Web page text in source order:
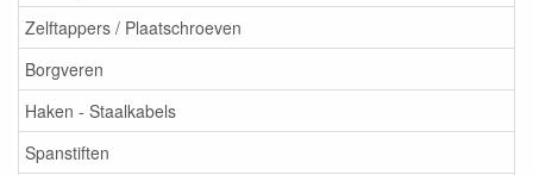
Zelftappers / Plaatschroeven
Borgveren
Haken - Staalkabels
Spanstiften